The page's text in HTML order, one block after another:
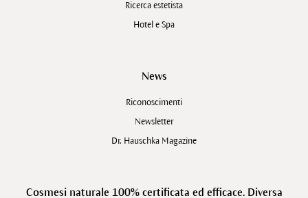
Ricerca estetista
Hotel e Spa
News
Riconoscimenti
Newsletter
Dr. Hauschka Magazine
Cosmesi naturale 100% certificata ed efficace. Diversa